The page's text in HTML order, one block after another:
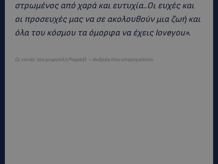
στρωμένος από χαρά και ευτυχία..Οι ευχές και
οι προσευχές μας να σε ακολουθούν μια ζωή και
όλα του κόσμου τα όμορφα να έχεις loveyou».
Οι νονές του μικρούλη Ραφαήλ – Ανδρέα που υπεραγαπούν